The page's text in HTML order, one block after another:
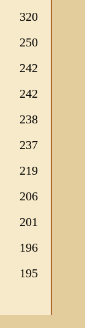
320
250
242
242
238
237
219
206
201
196
195